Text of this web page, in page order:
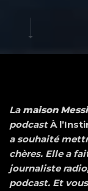
La maison
podcastÀ
a souhaité
chères. Elle a
journaliste
podcast. Et